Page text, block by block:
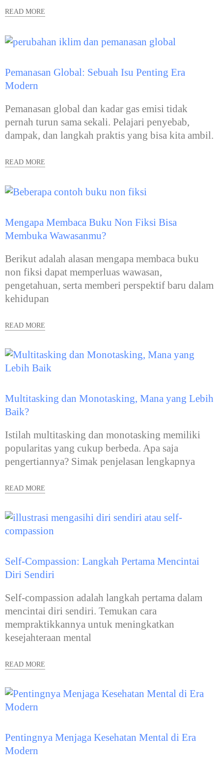
READ MORE
Pemanasan Global: Sebuah Isu Penting Era
Modern
Pemanasan global dan kadar gas emisi tidak
pernah turun sama sekali. Pelajari penyebab,
dampak, dan langkah praktis yang bisa kita ambil.
READ MORE
Mengapa Membaca Buku Non Fiksi Bisa
Membuka Wawasanmu?
Berikut adalah alasan mengapa membaca buku
non fiksi dapat memperluas wawasan,
pengetahuan, serta memberi perspektif baru dalam
kehidupan
READ MORE
Multitasking dan Monotasking, Mana yang Lebih
Baik?
Istilah multitasking dan monotasking memiliki
popularitas yang cukup berbeda. Apa saja
pengertiannya? Simak penjelasan lengkapnya
READ MORE
Self-Compassion: Langkah Pertama Mencintai
Diri Sendiri
Self-compassion adalah langkah pertama dalam
mencintai diri sendiri. Temukan cara
mempraktikkannya untuk meningkatkan
kesejahteraan mental
READ MORE
Pentingnya Menjaga Kesehatan Mental di Era
Modern